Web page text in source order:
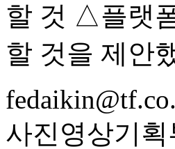
할 것 △플랫
할 것을 제안
사진영상기획